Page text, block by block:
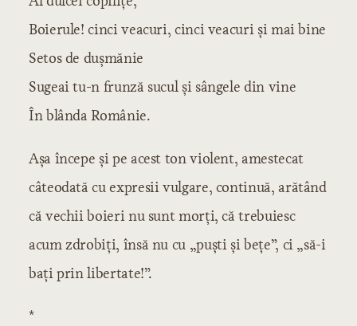
Boierule! cinci veacuri, cinci veacuri şi mai bine
Setos de duşmănie
Sugeai tu-n frunză sucul şi sângele din vine
În blânda Românie.
Aşa începe şi pe acest ton violent, amestecat
câteodată cu expresii vulgare, continuă, arătând
că vechii boieri nu sunt morţi, că trebuiesc
acum zdrobiţi, însă nu cu „puşti şi beţe”, ci „să-i
baţi prin libertate!”.
*